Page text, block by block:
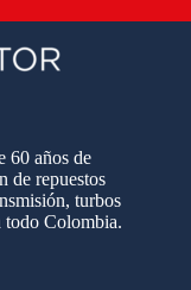
60 años de
de repuestos
turbos
todo Colombia.